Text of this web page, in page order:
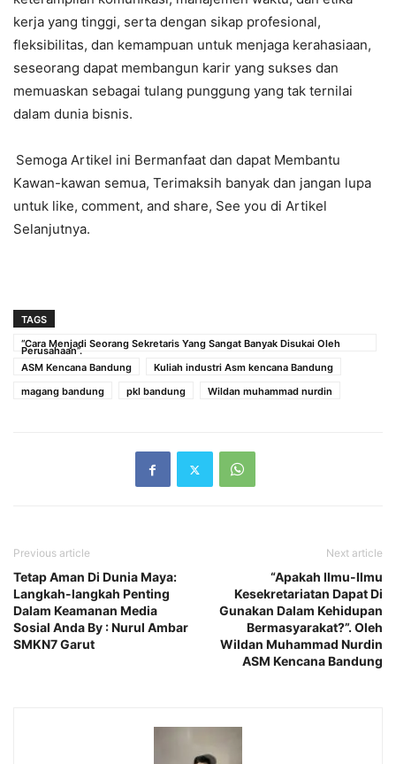
kerja yang tinggi, serta dengan sikap profesional,
fleksibilitas, dan kemampuan untuk menjaga kerahasiaan,
seseorang dapat membangun karir yang sukses dan
memuaskan sebagai tulang punggung yang tak ternilai
dalam dunia bisnis.
Semoga Artikel ini Bermanfaat dan dapat Membantu
Kawan-kawan semua, Terimaksih banyak dan jangan lupa
untuk like, comment, and share, See you di Artikel
Selanjutnya.
TAGS
“Cara Menjadi Seorang Sekretaris Yang Sangat Banyak Disukai Oleh
Perusahaan”.
ASM Kencana Bandung
Kuliah industri Asm kencana Bandung
magang bandung
pkl bandung Wildan muhammad nurdin
Previous article
Tetap Aman Di Dunia Maya:
Langkah-langkah Penting
Dalam Keamanan Media
Sosial Anda By : Nurul Ambar
SMKN7 Garut
Next article
“Apakah Ilmu-Ilmu
Kesekretariatan Dapat Di
Gunakan Dalam Kehidupan
Bermasyarakat?”. Oleh
Wildan Muhammad Nurdin
ASM Kencana Bandung